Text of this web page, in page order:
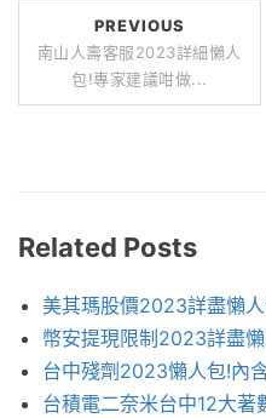
PREVIOUS
南山人壽客服2023詳細懶人
包!專家建議咁做...
Related Posts
美其瑪股價2023詳盡懶
幣安提現限制2023詳盡懶
台中殘劑2023懶人包!內
台積電二奈米台中12大著